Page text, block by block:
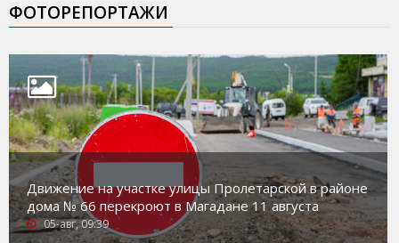
ФОТОРЕПОРТАЖИ
Движение на участке улицы Пролетарской в районе
дома № 66 перекроют в Магадане 11 августа
05-авг, 09:39